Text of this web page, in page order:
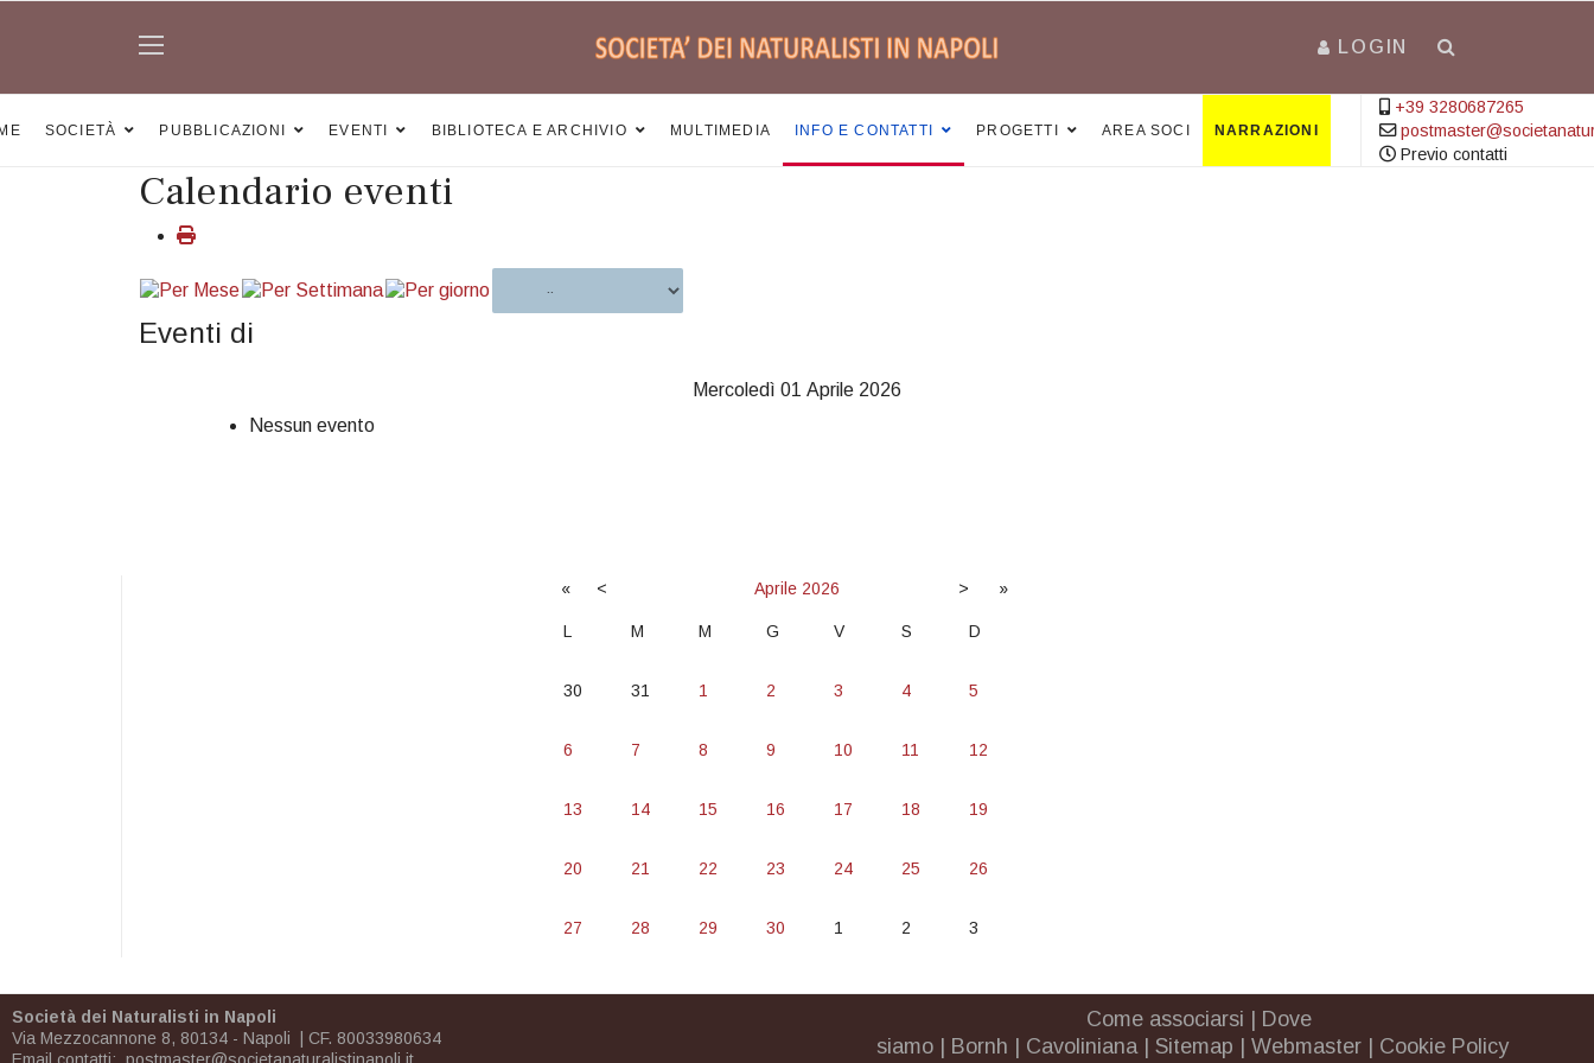
LOGIN
SOCIETÀ PUBBLICAZIONI EVENTI BIBLIOTECA E ARCHIVIO MULTIMEDIA INFO E CONTATTI PROGETTI AREA SOCI NARRAZIONI
+39 3280687265
Previo contatti
Calendario eventi
Eventi di
Mercoledì 01 Aprile 2026
Nessun evento
« < Aprile 2026 > »
L M M G V S D
30 31 1 2 3 4 5
6 7 8 9 10 11 12
13 14 15 16 17 18 19
20 21 22 23 24 25 26
27 28 29 30 1 2 3
Società dei Naturalisti in Napoli
Via Mezzocannone 8, 80134 - Napoli | CF. 80033980634
Come associarsi
Dove
siamo
Bornh Cavoliniana| Sitemap Webmaster Cookie Policy